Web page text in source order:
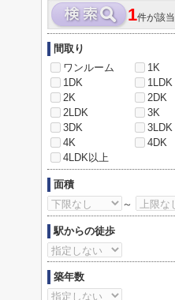
1件が該当
間取り
ワンルーム
1K
1DK
1LDK
2K
2DK
2LDK
3K
3DK
3LDK
4K
4DK
4LDK以上
面積
～
駅からの徒歩
築年数